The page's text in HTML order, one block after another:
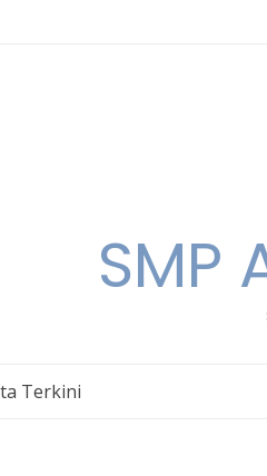
SMP
Terkini